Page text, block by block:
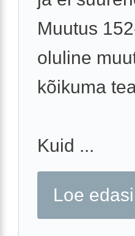
Muutus
oluline
kõikuma
Kuid ...
Loe edasi